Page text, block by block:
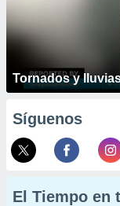
Tornados y
Síguenos
El Tiempo en